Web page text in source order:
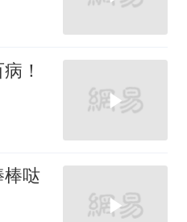
！
棒哒